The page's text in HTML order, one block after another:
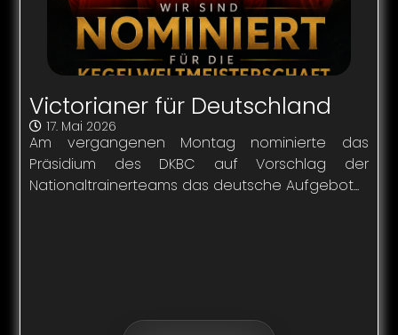
Victorianer für Deutschland
17. Mai 2026
Am vergangenen Montag nominierte das
Präsidium des DKBC auf Vorschlag der
Nationaltrainerteams das deutsche Aufgebot...